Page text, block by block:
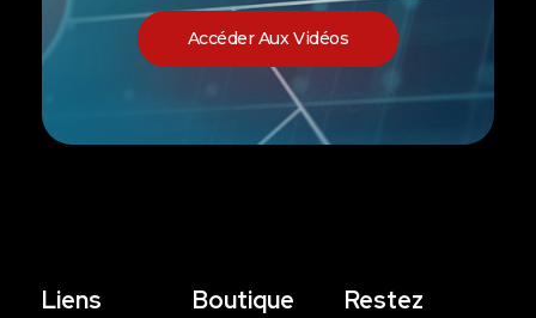
Accéder Aux Vidéos
Liens
Boutique
Restez